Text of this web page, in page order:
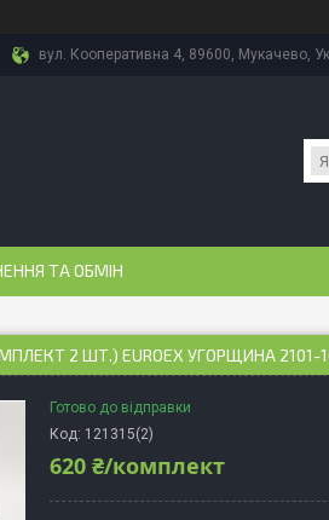
вул. Кооперативна 4, 89600, Мукачево,
ТА ОБМІН
2 ШТ.) EUROEX УГОРЩИНА 2101-
Готово до відправки
Код: 121315(2)
620 ₴/комплект